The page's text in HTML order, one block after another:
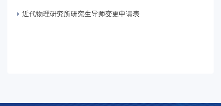
近代物理研究所研究生导师变更申请表